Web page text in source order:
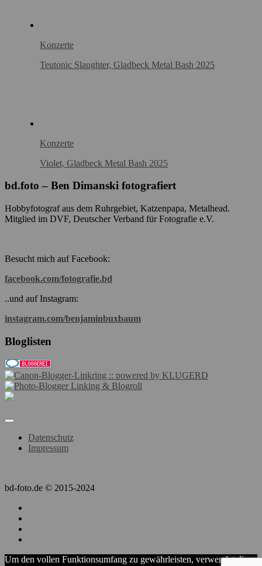
Konzerte
Teutonic Slaughter, Gladbeck Metal Bash 2025
Konzerte
Violet, Gladbeck Metal Bash 2025
bd.foto – Ben Dimanski fotografiert
Hobbyfotograf aus dem Ruhrgebiet, Katzenpapa, Metalhead.
Mitglied im DVF, Deutscher Verband für Fotografie e.V.
Besucht mich auf Facebook:
facebook.com/fotografie.bd
..und auf Instagram:
instagram.com/benjaminbuxbaum
Bloglisten
Datenschutz
Impressum
bd-foto.de © 2015-2024
Um den vollen Funktionsumfang zu gewährleisten, verwendet diese